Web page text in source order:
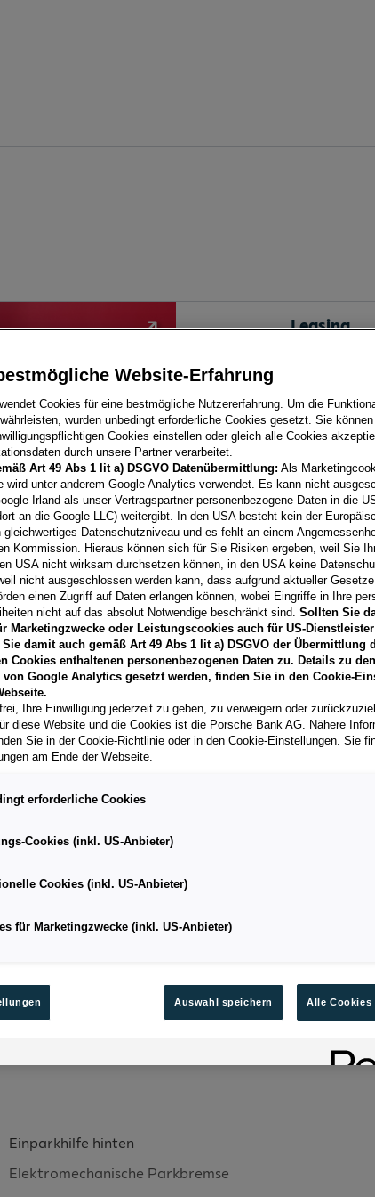
Leasing
Laufzeit
60 Monate
Händler
**Freibleibendes
Vertragsgebühr EUR
Gesamtleasingbetrag EUR
variabel, Effektivzinssatz
Verkaufsberater freut sich
können.
Bestandsnummer
Einparkhilfe hinten
Elektromechanische Parkbremse
Website-Erfahrung
Cookies für eine bestmögliche Nutzererfahrung. Um die
wurden unbedingt erforderliche Cookies gesetzt. Sie
Cookies einstellen oder gleich alle Cookies
durch unsere Partner verarbeitet.
Art 49 Abs 1 lit a) DSGVO Datenübermittlung: Als
wird unter anderem Google Analytics verwendet. Es kann nicht
Irland als unser Vertragspartner personenbezogene Daten in die
an die Google LLC) weitergibt. In den USA besteht kein der
gleichwertiges Datenschutzniveau und es fehlt an einem
Kommission. Hieraus können sich für Sie Risiken ergeben, weil Sie
USA nicht wirksam durchsetzen können, in den USA keine
nicht ausgeschlossen werden kann, dass aufgrund aktueller
einen Zugriff auf Daten erlangen können, wobei Eingriffe in Ihre
nicht auf das absolut Notwendige beschränkt sind. Sollten Sie
Marketingzwecke oder Leistungscookies auch für US-
damit auch gemäß Art 49 Abs 1 lit a) DSGVO der Übermittlung
Cookies enthaltenen personenbezogenen Daten zu. Details zu
von Google Analytics gesetzt werden, finden Sie in den Cookie-
Ihre Einwilligung jederzeit zu geben, zu verweigern oder
diese Website und die Cookies ist die Porsche Bank AG. Nähere
Sie in der Cookie-Richtlinie oder in den Cookie-Einstellungen. Sie
am Ende der Webseite.
erforderliche Cookies
Cookies (inkl. US-Anbieter)
Cookies (inkl. US-Anbieter)
für Marketingzwecke (inkl. US-Anbieter)
Auswahl speichern Alle Cookies